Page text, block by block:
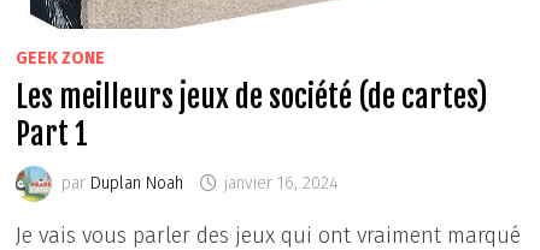
GEEK ZONE
Les meilleurs jeux de société (de cartes)
Part 1
par Duplan Noah janvier 16, 2024
Je vais vous parler des jeux qui ont vraiment marqué